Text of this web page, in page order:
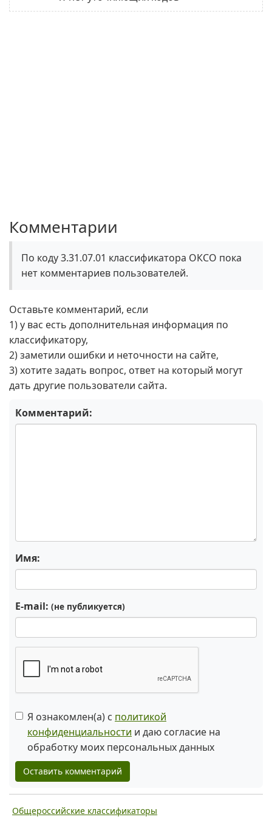
Комментарии
По коду 3.31.07.01 классификатора ОКСО пока
нет комментариев пользователей.
Оставьте комментарий, если
1) у вас есть дополнительная информация по
классификатору,
2) заметили ошибки и неточности на сайте,
3) хотите задать вопрос, ответ на который могут
дать другие пользователи сайта.
Комментарий:
Имя:
E-mail: (не публикуется)
Я ознакомлен(а) с политикой
конфиденциальности и даю согласие на
обработку моих персональных данных
Оставить комментарий
Общероссийские классификаторы